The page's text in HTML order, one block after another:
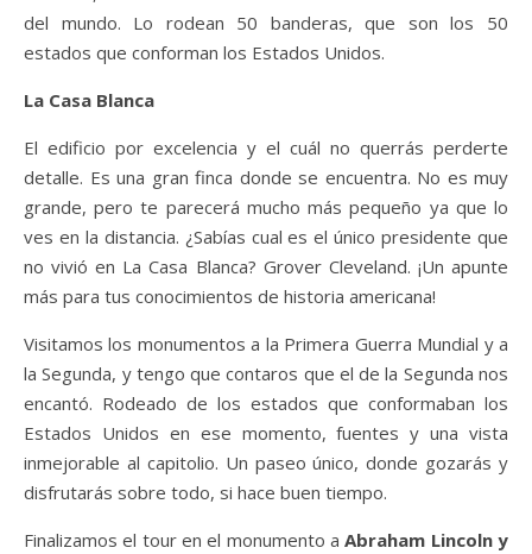
del mundo. Lo rodean 50 banderas, que son los 50
estados que conforman los Estados Unidos.
La Casa Blanca
El edificio por excelencia y el cuál no querrás perderte
detalle. Es una gran finca donde se encuentra. No es muy
grande, pero te parecerá mucho más pequeño ya que lo
ves en la distancia. ¿Sabías cual es el único presidente que
no vivió en La Casa Blanca? Grover Cleveland. ¡Un apunte
más para tus conocimientos de historia americana!
Visitamos los monumentos a la Primera Guerra Mundial y a
la Segunda, y tengo que contaros que el de la Segunda nos
encantó. Rodeado de los estados que conformaban los
Estados Unidos en ese momento, fuentes y una vista
inmejorable al capitolio. Un paseo único, donde gozarás y
disfrutarás sobre todo, si hace buen tiempo.
Finalizamos el tour en el monumento aAbraham Lincoln y